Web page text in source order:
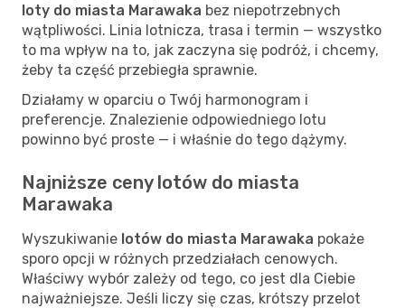
loty do miasta Marawaka bez niepotrzebnych
wątpliwości. Linia lotnicza, trasa i termin — wszystko
to ma wpływ na to, jak zaczyna się podróż, i chcemy,
żeby ta część przebiegła sprawnie.
Działamy w oparciu o Twój harmonogram i
preferencje. Znalezienie odpowiedniego lotu
powinno być proste — i właśnie do tego dążymy.
Najniższe ceny lotów do miasta
Marawaka
Wyszukiwanie lotów do miasta Marawaka pokaże
sporo opcji w różnych przedziałach cenowych.
Właściwy wybór zależy od tego, co jest dla Ciebie
najważniejsze. Jeśli liczy się czas, krótszy przelot